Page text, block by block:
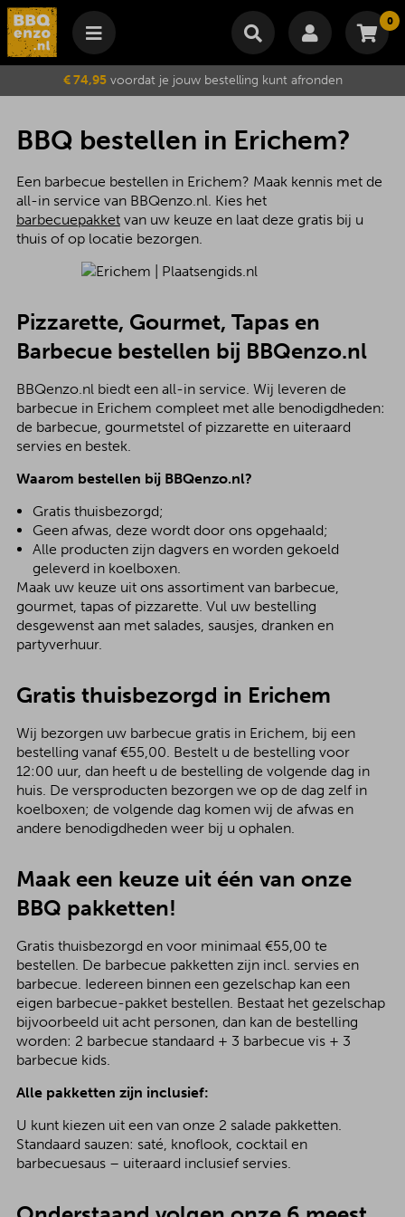
0
Winkelmand
Je winkelwagen is momenteel leeg.
Subtotaal €
Wijzig winkelmand Bestellen
€ 74,95voordat je jouw bestelling kunt afronden
BBQ bestellen in Erichem?
Een barbecue bestellen in Erichem? Maak kennis met de
all-in service van BBQenzo.nl. Kies het
barbecuepakketvan uw keuze en laat deze gratis bij u
thuis of op locatie bezorgen.
Pizzarette, Gourmet, Tapas en
Barbecue bestellen bij BBQenzo.nl
BBQenzo.nl biedt een all-in service. Wij leveren de
barbecue in Erichem compleet met alle benodigdheden:
de barbecue, gourmetstel of pizzarette en uiteraard
servies en bestek.
Waarom bestellen bij BBQenzo.nl?
Gratis thuisbezorgd;
Geen afwas, deze wordt door ons opgehaald;
Alle producten zijn dagvers en worden gekoeld
geleverd in koelboxen.
Maak uw keuze uit ons assortiment van barbecue,
gourmet, tapas of pizzarette. Vul uw bestelling
desgewenst aan met salades, sausjes, dranken en
partyverhuur.
Gratis thuisbezorgd in Erichem
Wij bezorgen uw barbecue gratis in Erichem, bij een
bestelling vanaf €55,00. Bestelt u de bestelling voor
12:00 uur, dan heeft u de bestelling de volgende dag in
huis. De versproducten bezorgen we op de dag zelf in
koelboxen; de volgende dag komen wij de afwas en
andere benodigdheden weer bij u ophalen.
Maak een keuze uit één van onze
BBQ pakketten!
Gratis thuisbezorgd en voor minimaal €55,00 te
bestellen. De barbecue pakketten zijn incl. servies en
barbecue. Iedereen binnen een gezelschap kan een
eigen barbecue-pakket bestellen. Bestaat het gezelschap
bijvoorbeeld uit acht personen, dan kan de bestelling
worden: 2 barbecue standaard + 3 barbecue vis + 3
barbecue kids.
Alle pakketten zijn inclusief:
U kunt kiezen uit een van onze 2 salade pakketten.
Standaard sauzen: saté, knoflook, cocktail en
barbecuesaus – uiteraard inclusief servies.